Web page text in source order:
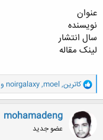
ض
و
ع
عنوان
نویسنده
سال انتشار
لینک مقاله
و
ا
ک
ن
ش
ه
کاترین,
moel
,
noirgalaxy و 4 کاربر دیگر
mohamadeng
عضو جدید